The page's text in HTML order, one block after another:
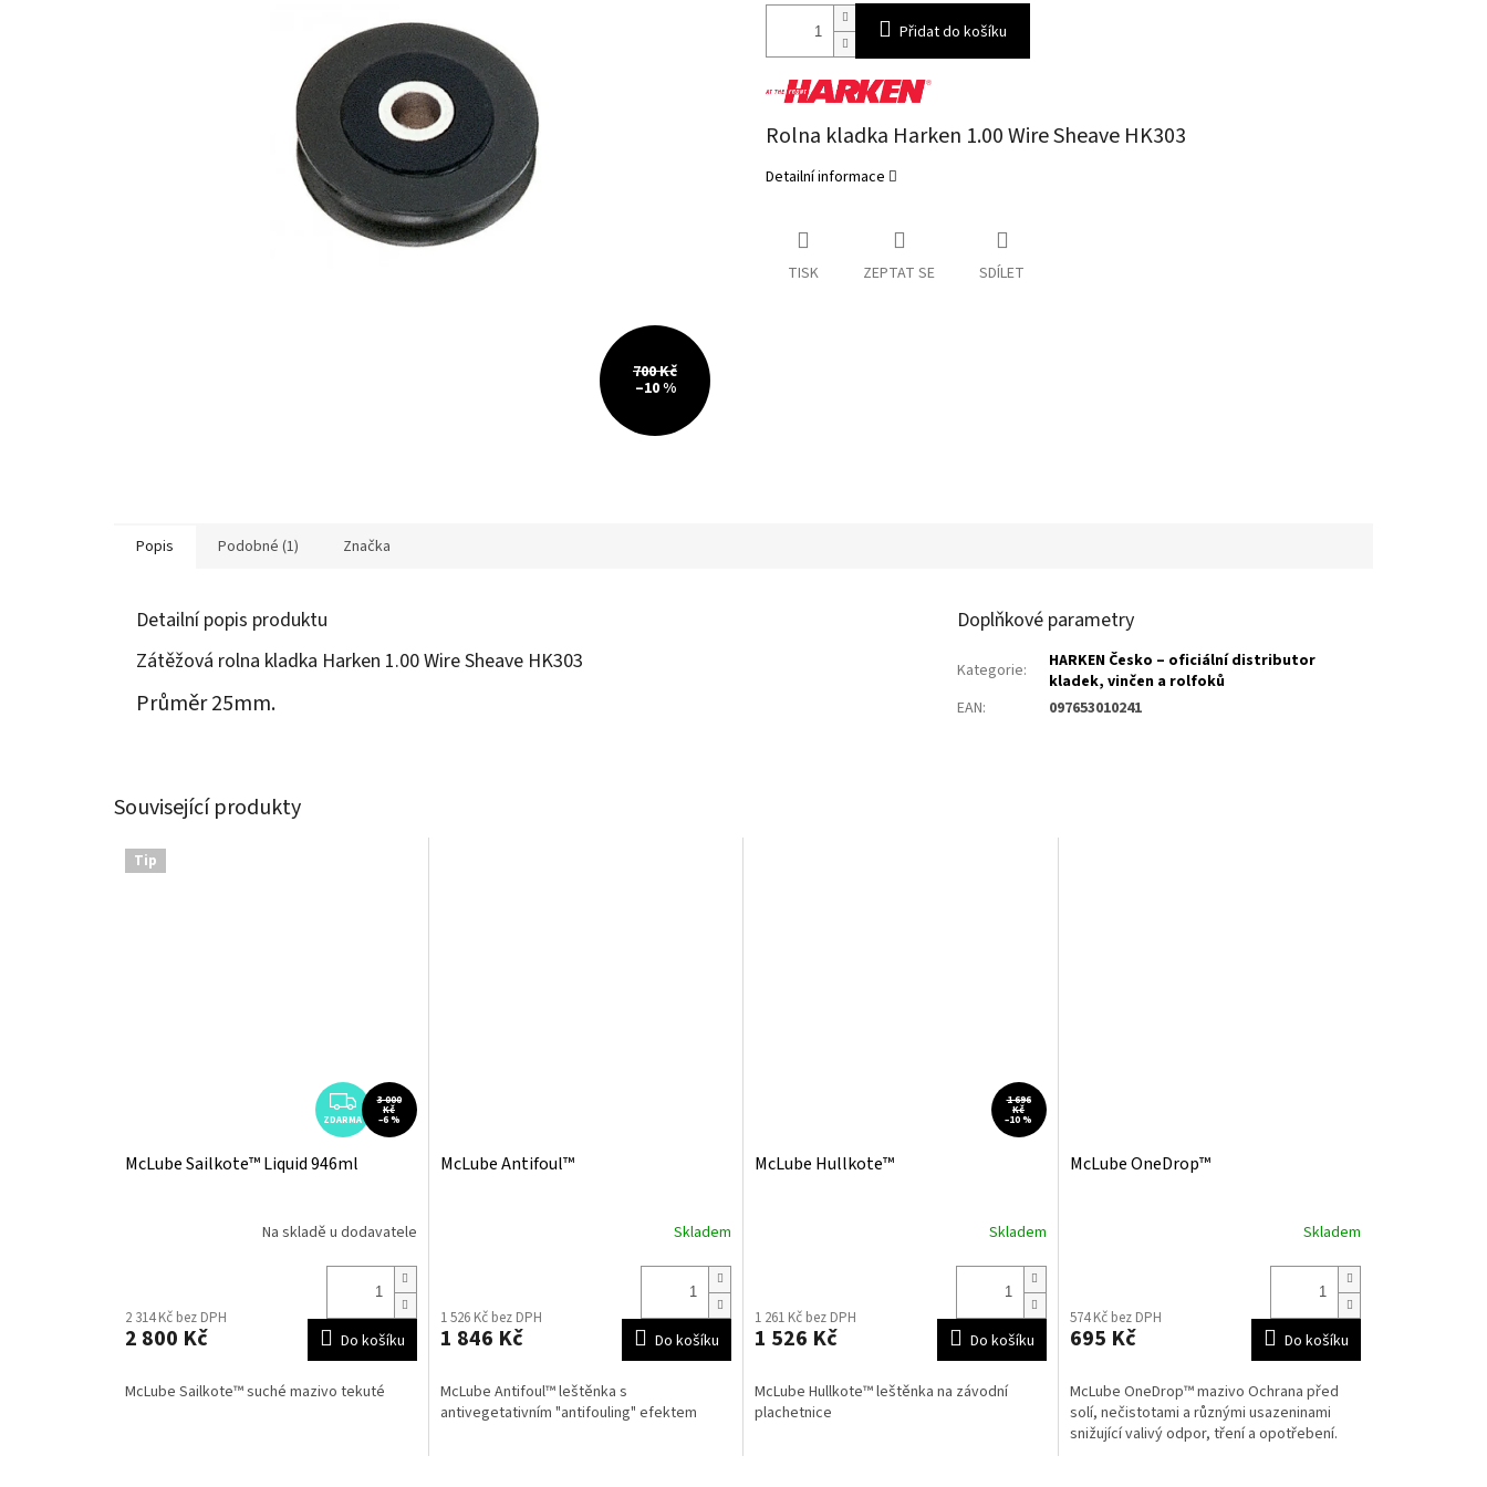
700 Kč
–10 %
Přidat do košíku
Rolna kladka Harken 1.00 Wire Sheave HK303
Detailní informace
TISK ZEPTAT SE SDÍLET
Související produkty
Tip
Z
D
A
A
ZDARMA
3 000
Kč
–6 %
McLube Sailkote™ Liquid 946ml
Na skladě u dodavatele
2 314 Kč bez DPH
2 800 Kč Do košíku
McLube Sailkote™ suché mazivo tekuté
McLube Antifoul™
Skladem
1 526 Kč bez DPH
1 846 Kč Do košíku
McLube Antifoul™ leštěnka s
antivegetativním "antifouling" efektem
1 696
Kč
–10 %
McLube Hullkote™
Skladem
1 261 Kč bez DPH
1 526 Kč Do košíku
McLube Hullkote™ leštěnka na závodní
plachetnice
McLube OneDrop™
Skladem
574 Kč bez DPH
695 Kč Do košíku
McLube OneDrop™ mazivo Ochrana před
solí, nečistotami a různými usazeninami
snižující valivý odpor, tření a opotřebení.
Popis Podobné (1) Značka
Detailní popis produktu
Zátěžová rolna kladka Harken 1.00 Wire Sheave HK303
Průměr 25mm.
Doplňkové parametry
Kategorie:
HARKEN Česko – oficiální distributor
kladek, vinčen a rolfoků
EAN: 097653010241